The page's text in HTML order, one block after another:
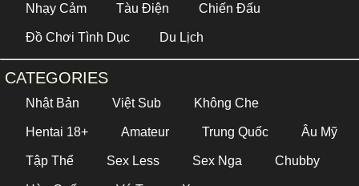
Nhạy Cảm Tàu Điện Chiến Đấu
Đồ Chơi Tình Dục Du Lịch
CATEGORIES
Nhật Bản Việt Sub Không Che
Hentai 18+ Amateur Trung Quốc Âu Mỹ
Tập Thể Sex Less Sex Nga Chubby